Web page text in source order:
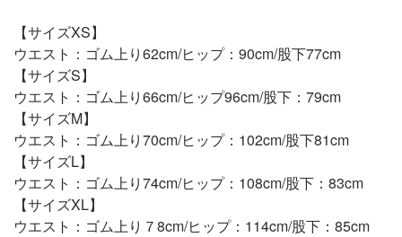
【サイズXS】
ウエスト：ゴム上り62cm/ヒップ：90cm/股下77cm
【サイズS】
ウエスト：ゴム上り66cm/ヒップ96cm/股下：79cm
【サイズM】
ウエスト：ゴム上り70cm/ヒップ：102cm/股下81cm
【サイズL】
ウエスト：ゴム上り74cm/ヒップ：108cm/股下：83cm
【サイズXL】
ウエスト：ゴム上り７8cm/ヒップ：114cm/股下：85cm